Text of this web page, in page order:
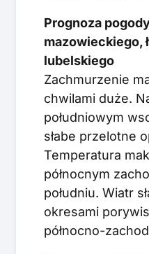
Prognoza
mazowieckiego,
lubelskiego
Zachmurzenie
chwilami duże.
południowym
słabe przelotne
Temperatura
północnym
południu. Wiatr
okresami
północno-